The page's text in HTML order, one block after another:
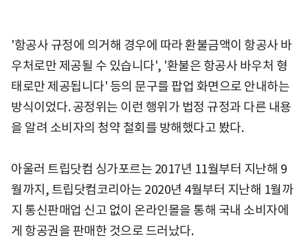
'항공사 규정에 의거해 경우에 따라 환불금액이 항공사 바
우처로만 제공될 수 있습니다', '환불은 항공사 바우처 형
태로만 제공됩니다' 등의 문구를 팝업 화면으로 안내하는
방식이었다. 공정위는 이런 행위가 법정 규정과 다른 내용
을 알려 소비자의 청약 철회를 방해했다고 봤다.
아울러 트립닷컴 싱가포르는 2017년 11월부터 지난해 9
월까지, 트립닷컴코리아는 2020년 4월부터 지난해 1월까
지 통신판매업 신고 없이 온라인몰을 통해 국내 소비자에
게 항공권을 판매한 것으로 드러났다.